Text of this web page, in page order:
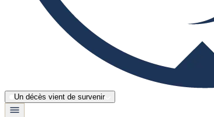
Un décès vient de survenir